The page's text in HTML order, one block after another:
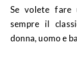
Se volete fare
sempre il
donna, uomo e